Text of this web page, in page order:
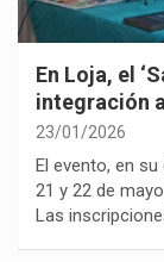
En Loja, el
integración
23/01/2026
El evento, en
21 y 22 de
Las